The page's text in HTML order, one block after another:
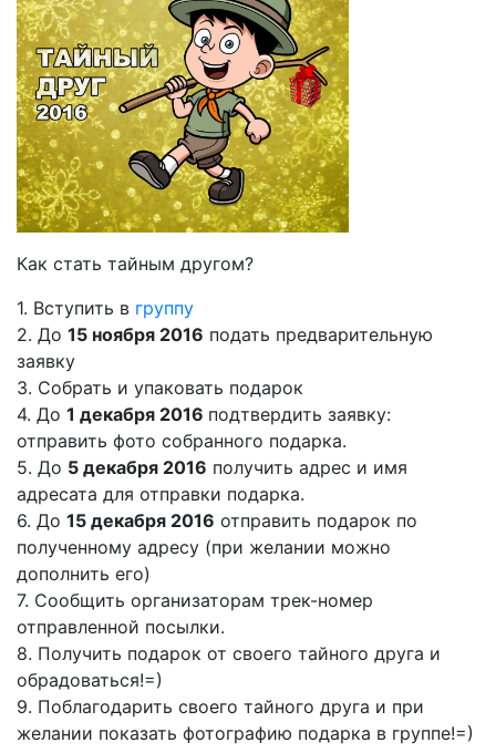
Как стать тайным другом?
1. Вступить в группу
2. До 15 ноября 2016 подать предварительную
заявку
3. Собрать и упаковать подарок
4. До 1 декабря 2016 подтвердить заявку:
отправить фото собранного подарка.
5. До 5 декабря 2016 получить адрес и имя
адресата для отправки подарка.
6. До 15 декабря 2016 отправить подарок по
полученному адресу (при желании можно
дополнить его)
7. Сообщить организаторам трек-номер
отправленной посылки.
8. Получить подарок от своего тайного друга и
обрадоваться!=)
9. Поблагодарить своего тайного друга и при
желании показать фотографию подарка в группе!=)